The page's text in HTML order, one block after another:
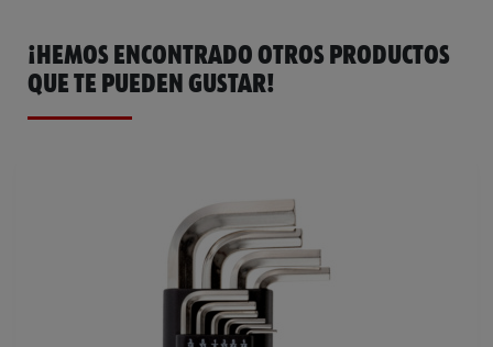
¡HEMOS ENCONTRADO OTROS PRODUCTOS
QUE TE PUEDEN GUSTAR!